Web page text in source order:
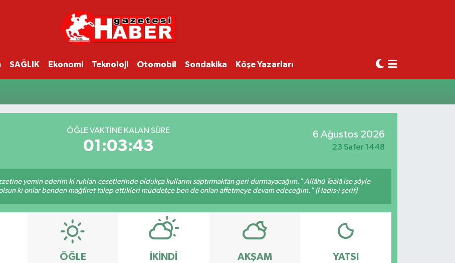
SAĞLIK Ekonomi Teknoloji Otomobil Sondakika Köşe Yazarları
ÖĞLE VAKTINE KALAN SÜRE
01:03:43
6 Ağustos 2026
23 Safer 1448
yemin ederim ki ruhları cesetlerinde oldukça kullarını saptırmaktan geri durmayacağım." Allâhü Teâlâ ise şöyle
ki onlar benden mağfiret talep ettikleri müddetçe ben de onları affetmeye devam edeceğim." (Hadis-i şerif)
ÖĞLE İKINDI AKŞAM YATSI